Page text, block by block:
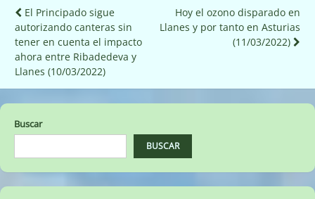
Navegación
de
entradas
El Principado sigue
autorizando canteras sin
tener en cuenta el impacto
ahora entre Ribadedeva y
Llanes (10/03/2022)
Hoy el ozono disparado en
Llanes y por tanto en Asturias
(11/03/2022)
Buscar
BUSCAR